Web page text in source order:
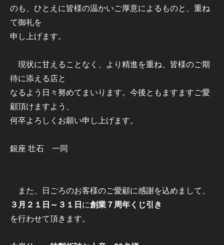
のも、ひとえに皆様の温かいご厚意によるものと、重ね
て御礼を
申し上げます。
現状に甘えることなく、より精進を重ね、皆様のご期
待に添える店と
なるよう日々努めてまいります。今後ともますますご愛
顧頂けますよう、
何卒よろしくお願い申し上げます。
銀座 壮石 一同
また、日ごろのお客様のご愛顧に感謝を込めまして、
３月２１日～３１日に創業７周年くじ引き
を行わせて頂きます。